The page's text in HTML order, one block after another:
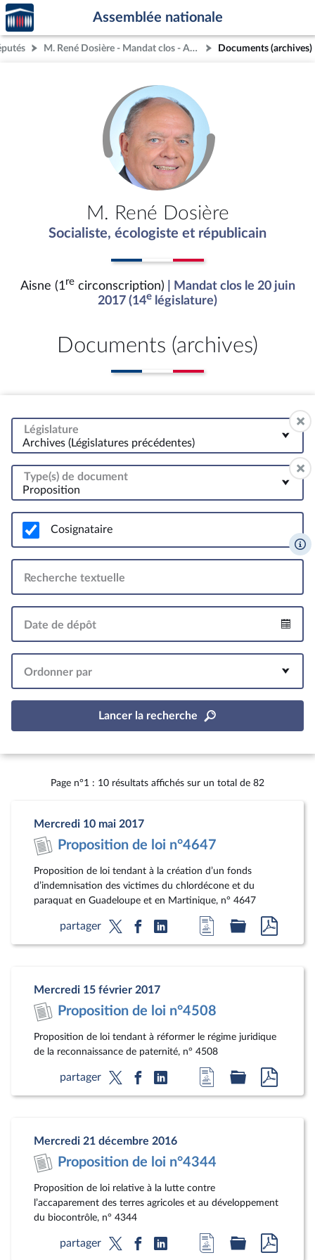
Aller au contenu
Aller en bas de la page
Accèder
à la
page
d'accueil
Assemblée nationale
M. René Dosière - Mandat clos - Aisne (1re circonscription) Documents (archives)
M. René Dosière
Socialiste, écologiste et républicain
Aisne (1recirconscription)
| Mandat clos le 20 juin
2017 (14e législature)
Documents (archives)
Législature
Archives (Législatures précédentes)
Type(s) de document
Proposition
Cosignataire
Recherche textuelle
Date de dépôt
Ordonner par
Lancer la recherche
Page n°1 : 10 résultats affichés sur un total de 82
Mercredi 10 mai 2017
Proposition de loi n°4647
Proposition de loi tendant à la création d’un fonds
d’indemnisation des victimes du chlordécone et du
paraquat en Guadeloupe et en Martinique, n° 4647
partager
Accéder
à
document
Accéder
au au
Mercredi 15 février 2017
Proposition de loi n°4508
Proposition de loi tendant à réformer le régime juridique
de la reconnaissance de paternité, n° 4508
partager
Accéder
à
document
Accéder
au au
Mercredi 21 décembre 2016
Proposition de loi n°4344
Proposition de loi relative à la lutte contre
l’accaparement des terres agricoles et au développement
du biocontrôle, n° 4344
partager
Accéder
Accéder